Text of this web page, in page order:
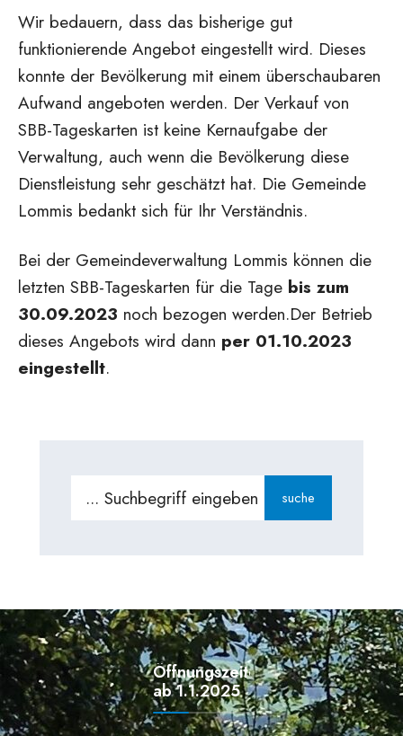
Wir bedauern, dass das bisherige gut
funktionierende Angebot eingestellt wird. Dieses
konnte der Bevölkerung mit einem überschaubaren
Aufwand angeboten werden. Der Verkauf von
SBB-Tageskarten ist keine Kernaufgabe der
Verwaltung, auch wenn die Bevölkerung diese
Dienstleistung sehr geschätzt hat. Die Gemeinde
Lommis bedankt sich für Ihr Verständnis.
Bei der Gemeindeverwaltung Lommis können die
letzten SBB-Tageskarten für die Tage bis zum
30.09.2023 noch bezogen werden.Der Betrieb
dieses Angebots wird dann per 01.10.2023
eingestellt.
Search
suche
Öffnungszeiten
ab 1.1.2025